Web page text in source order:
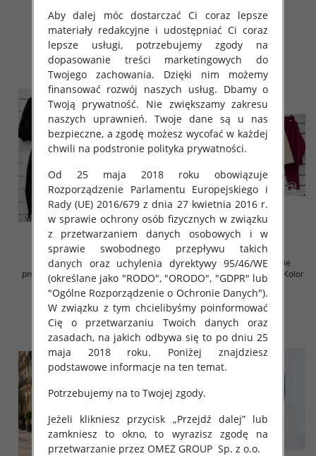
92.00 zł
szczegóły
125.00 zł
szczegóły
Komplet damskie (Włoskie
produkt) Roz Standard, Mix Kolor
Paczka 5 szt
125.00 zł
szczegóły
Komplet damskie (Włoskie
produkt) Roz Standard, Mix Kolor
Paczka 5 szt
92.00 zł
szczegóły
Aby dalej móc dostarczać Ci coraz lepsze
materiały redakcyjne i udostępniać Ci coraz
lepsze usługi, potrzebujemy zgody na
dopasowanie treści marketingowych do
Twojego zachowania. Dzięki nim możemy
finansować rozwój naszych usług. Dbamy o
Twoją prywatność. Nie zwiększamy zakresu
naszych uprawnień. Twoje dane są u nas
bezpieczne, a zgodę możesz wycofać w każdej
chwili na podstronie polityka prywatności.
Od 25 maja 2018 roku obowiązuje
Rozporządzenie Parlamentu Europejskiego i
Rady (UE) 2016/679 z dnia 27 kwietnia 2016 r.
w sprawie ochrony osób fizycznych w związku
z przetwarzaniem danych osobowych i w
sprawie swobodnego przepływu takich
danych oraz uchylenia dyrektywy 95/46/WE
(określane jako "RODO", "ORODO", "GDPR" lub
"Ogólne Rozporządzenie o Ochronie Danych").
W związku z tym chcielibyśmy poinformować
Cię o przetwarzaniu Twoich danych oraz
zasadach, na jakich odbywa się to po dniu 25
maja 2018 roku. Poniżej znajdziesz
podstawowe informacje na ten temat.
Potrzebujemy na to Twojej zgody.
Jeżeli klikniesz przycisk „Przejdź dalej” lub
zamkniesz to okno, to wyrazisz zgodę na
przetwarzanie przez OMEZ GROUP Sp. z o.o.